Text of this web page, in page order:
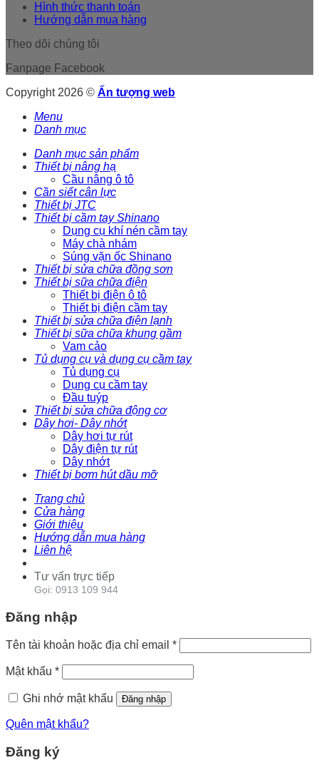
Hình thức thanh toán
Hướng dẫn mua hàng
Theo dõi chúng tôi
Fanpage Facebook
Copyright 2026 © Ấn tượng web
Menu
Danh mục
Danh mục sản phẩm
Thiết bị nâng hạ
Cầu nâng ô tô
Cần siết cân lực
Thiết bị JTC
Thiết bị cầm tay Shinano
Dụng cụ khí nén cầm tay
Máy chà nhám
Súng vặn ốc Shinano
Thiết bị sửa chữa đồng sơn
Thiết bị sữa chữa điện
Thiết bị điện ô tô
Thiết bị điện cầm tay
Thiết bị sửa chữa điện lạnh
Thiết bị sữa chữa khung gầm
Vam cảo
Tủ dụng cụ và dụng cụ cầm tay
Tủ dụng cụ
Dụng cụ cầm tay
Đầu tuýp
Thiết bị sửa chữa động cơ
Dây hơi- Dây nhớt
Dây hơi tự rút
Dây điện tự rút
Dây nhớt
Thiết bị bơm hút dầu mỡ
Trang chủ
Cửa hàng
Giới thiệu
Hướng dẫn mua hàng
Liên hệ
Tư vấn trực tiếp
Gọi: 0913 109 944
Đăng nhập
Tên tài khoản hoặc địa chỉ email *
Mật khẩu *
Ghi nhớ mật khẩu Đăng nhập
Quên mật khẩu?
Đăng ký